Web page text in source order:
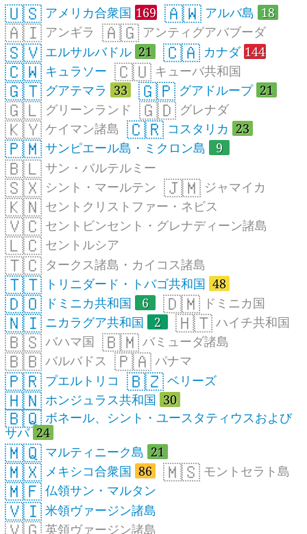
🇺🇸 アメリカ合衆国 169 🇦🇼 アルバ島 18
🇦🇮 アンギラ 🇦🇬 アンティグアバブーダ
🇸🇻 エルサルバドル 21 🇨🇦 カナダ 144
🇨🇼 キュラソー 🇨🇺 キューバ共和国
🇬🇹 グアテマラ 33 🇬🇵 グアドループ 21
🇬🇱 グリーンランド 🇬🇩 グレナダ
🇰🇾 ケイマン諸島 🇨🇷 コスタリカ 23
🇵🇲 サンピエール島・ミクロン島 9
🇧🇱 サン・バルテルミー
🇸🇽 シント・マールテン 🇯🇲 ジャマイカ
🇰🇳 セントクリストファー・ネビス
🇻🇨 セントビンセント・グレナディーン諸島
🇱🇨 セントルシア
🇹🇨 タークス諸島・カイコス諸島
🇹🇹 トリニダード・トバゴ共和国 48
🇩🇴 ドミニカ共和国 6 🇩🇲 ドミニカ国
🇳🇮 ニカラグア共和国 2 🇭🇹 ハイチ共和国
🇧🇸 バハマ国 🇧🇲 バミューダ諸島
🇧🇧 バルバドス 🇵🇦 パナマ
🇵🇷 プエルトリコ 🇧🇿 ベリーズ
🇭🇳 ホンジュラス共和国 30
🇧🇶ボネール、シント・ユースタティウスおよび
サバ 24
🇲🇶 マルティニーク島 21
🇲🇽 メキシコ合衆国 86 🇲🇸 モントセラト島
🇲🇫 仏領サン・マルタン
🇻🇮 米領ヴァージン諸島
英領ヴァージン諸島